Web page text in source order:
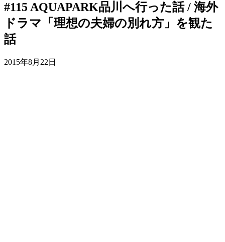
#115 AQUAPARK品川へ行った話 / 海外
ドラマ「理想の夫婦の別れ方」を観た
話
2015年8月22日